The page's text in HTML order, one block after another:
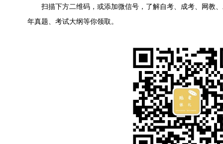
扫描下方二维码，或添加微信号，了解自考、成考、网教、
年真题、考试大纲等你领取。